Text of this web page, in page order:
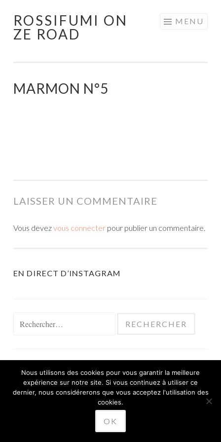
Aller
au
ROSSIFUMI ON
ZE ROAD
MENU
MARMON N°5
LAISSER UN COMMENTAIRE
Vous devezvous connecter pour publier un commentaire.
EN DIRECT D’INSTAGRAM
FIÈREMENT PROPULSÉ PAR WORDPRESS
THÈME SKETCH PARWORDPRESS.COM
Nous utilisons des cookies pour vous garantir la meilleure
expérience sur notre site. Si vous continuez à utiliser ce
dernier, nous considérerons que vous acceptez l'utilisation des
cookies.
OK